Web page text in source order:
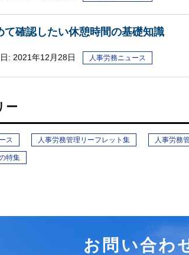
て確認したい休憩時間の基礎知識
: 2021年12月28日 人事労務ニュース
ー
ス 人事労務管理リーフレット集 人事労務
特集
お問い合わ